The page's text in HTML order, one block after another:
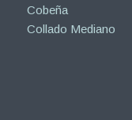
Cobeña
Collado Mediano